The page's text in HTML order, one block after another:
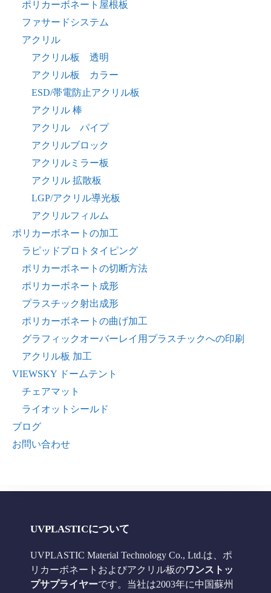
ポリカーボネート屋根板
ファサードシステム
アクリル
アクリル板 透明
アクリル板 カラー
ESD/帯電防止アクリル板
アクリル 棒
アクリル パイプ
アクリルブロック
アクリルミラー板
アクリル 拡散板
LGP/アクリル導光板
アクリルフィルム
ポリカーボネートの加工
ラピッドプロトタイピング
ポリカーボネートの切断方法
ポリカーボネート成形
プラスチック射出成形
ポリカーボネートの曲げ加工
グラフィックオーバーレイ用プラスチックへの印刷
アクリル板 加工
VIEWSKY ドームテント
チェアマット
ライオットシールド
ブログ
お問い合わせ
UVPLASTICについて
UVPLASTIC Material Technology Co., Ltd.は、ポ
リカーボネートおよびアクリル板のワンストッ
プサプライヤーです。当社は2003年に中国蘇州